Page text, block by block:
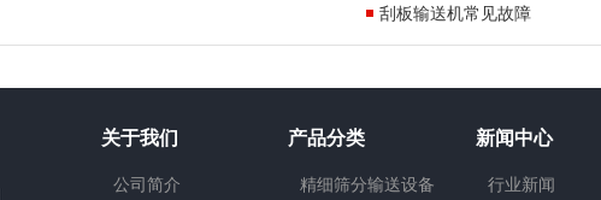
刮板输送机常见故障
关于我们
公司简介
产品分类
精细筛分输送设备
新闻中心
行业新闻